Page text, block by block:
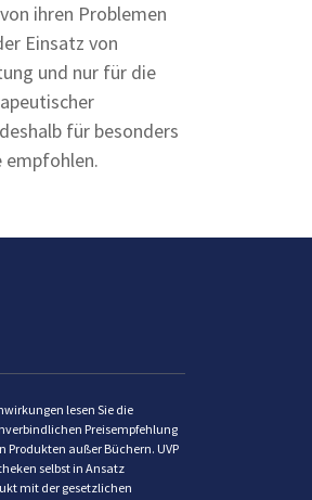
ihren Problemen
Einsatz von
und nur für die
für besonders
empfohlen.
lesen Sie die
Preisempfehlung
Produkten außer Büchern. UVP
selbst in Ansatz
mit der gesetzlichen